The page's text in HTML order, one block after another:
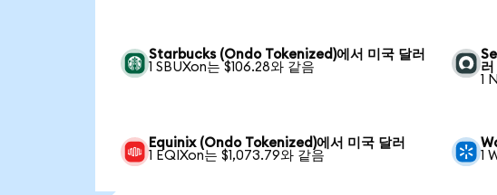
Starbucks (Ondo Tokenized)에서 미국 달러
1 SBUXon는 $106.28와 같음
러
1
Equinix (Ondo Tokenized)에서 미국 달러
1 EQIXon는 $1,073.79와 같음
1